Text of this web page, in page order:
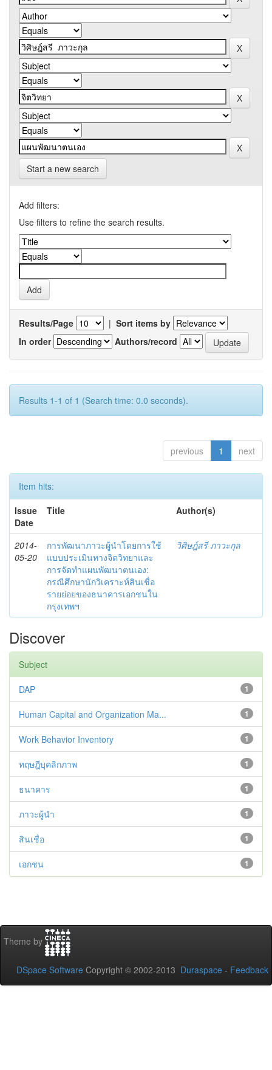
Start a new search
Add filters:
Use filters to refine the search results.
Results/Page | Sort items by
In order
Authors/record
Results 1-1 of 1 (Search time: 0.0 seconds).
previous 1 next
Item hits:
Issue
Date
Title Author(s)
2014-
05-20
การพัฒนาภาวะผู้นำโดยการใช้
แบบประเมินทางจิตวิทยาและ
การจัดทำแผนพัฒนาตนเอง:
กรณีศึกษานักวิเคราะห์สินเชื่อ
รายย่อยของธนาคารเอกชนใน
กรุงเทพฯ
วิศิษฎ์สรี ภาวะกุล
Discover
Subject
1
DAP
1
Human Capital and Organization Ma...
1
Work Behavior Inventory
1
ทฤษฎีบุคลิกภาพ
1
ธนาคาร
1
ภาวะผู้นำ
1
สินเชื่อ
1
เอกชน
Theme by
DSpace Software Copyright © 2002-2013 Duraspace - Feedback